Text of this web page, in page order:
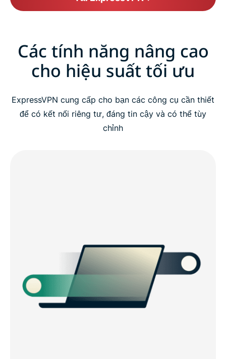
Các tính năng nâng cao
cho hiệu suất tối ưu
ExpressVPN cung cấp cho bạn các công cụ cần thiết
để có kết nối riêng tư, đáng tin cậy và có thể tùy
chỉnh